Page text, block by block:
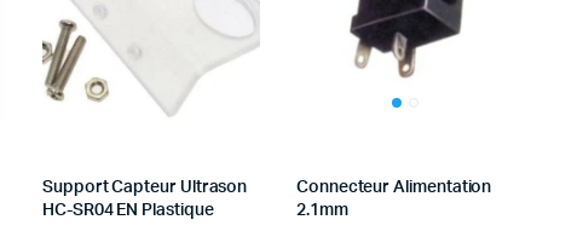
Support Capteur Ultrason
HC-SR04 EN Plastique
Connecteur Alimentation
2.1mm